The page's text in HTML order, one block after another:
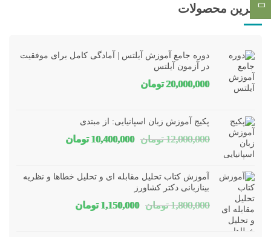
بهترین محصولات
دوره جامع آموزش آیلتس | آمادگی کامل برای موفقیت
در آزمون آیلتس
20,000,000 تومان
پکیج آموزش زبان اسپانیایی: از مبتدی
12,000,000 تومان قیمت
بود.
10,400,000 تومانقیمت
است.
آموزش کتاب تحلیل مقابله ای و تحلیل خطاها و نظریه
بینازبانی دکتر کشاورز
1,800,000 تومان قیمت
1,150,000 تومانقیمت